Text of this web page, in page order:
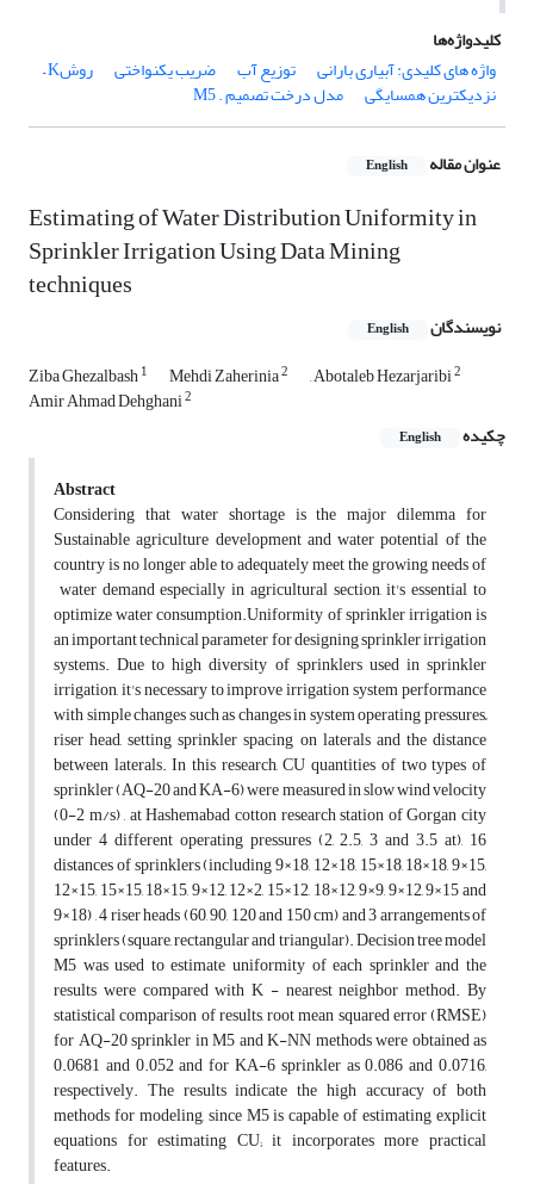
کلیدواژه‌ها
واژه های کلیدی: آبیاری بارانی
توزیع آب ضریب یکنواختی روشK –
نزدیکترین همسایگی مدل درخت تصمیم . M5
عنوان مقاله English
Estimating of Water Distribution Uniformity in
Sprinkler Irrigation Using Data Mining
techniques
نویسندگان English
Ziba Ghezalbash1 Mehdi Zaherinia2 , Abotaleb Hezarjaribi2
Amir Ahmad Dehghani2
چکیده English
Abstract
Considering that water shortage is the major dilemma for
Sustainable agriculture development and water potential of the
country is no longer able to adequately meet the growing needs of
water demand especially in agricultural section, it's essential to
optimize water consumption.Uniformity of sprinkler irrigation is
an important technical parameter for designing sprinkler irrigation
systems. Due to high diversity of sprinklers used in sprinkler
irrigation, it's necessary to improve irrigation system performance
with simple changes such as changes in system operating pressures,
riser head, setting sprinkler spacing on laterals and the distance
between laterals. In this research, CU quantities of two types of
sprinkler (AQ-20 and KA-6) were measured in slow wind velocity
(0-2 m/s) , at Hashemabad cotton research station of Gorgan city
under 4 different operating pressures (2, 2.5, 3 and 3.5 at), 16
distances of sprinklers (including 9×18, 12×18, 15×18, 18×18, 9×15,
12×15, 15×15, 18×15, 9×12, 12×2, 15×12, 18×12, 9×9, 9×12, 9×15 and
9×18) , 4 riser heads (60, 90, 120 and 150 cm) and 3 arrangements of
sprinklers (square, rectangular and triangular). Decision tree model
M5 was used to estimate uniformity of each sprinkler and the
results were compared with K - nearest neighbor method. By
statistical comparison of results, root mean squared error (RMSE)
for AQ-20 sprinkler in M5 and K-NN methods were obtained as
0.0681 and 0.052 and for KA-6 sprinkler as 0.086 and 0.0716,
respectively. The results indicate the high accuracy of both
methods for modeling, since M5 is capable of estimating explicit
equations for estimating CU; it incorporates more practical
features.